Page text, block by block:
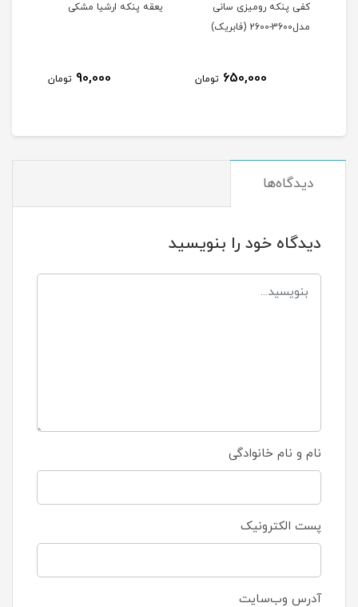
کفی پنکه رومیزی سانی
مدل3600-2600 (فابریک)
650,000 تومان
یعقه پنکه ارشیا مشکی
90,000 تومان
دیدگاه‌ها
دیدگاه خود را بنویسید
نام و نام خانوادگی
پست الکترونیک
آدرس وب‌سایت